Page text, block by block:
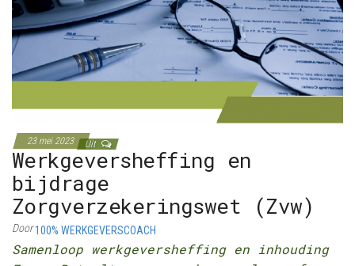
23 mei 2023 Uit
Werkgeversheffing en
bijdrage
Zorgverzekeringswet (Zvw)
Door100% WERKGEVERSCOACH
Samenloop werkgeversheffing en inhouding